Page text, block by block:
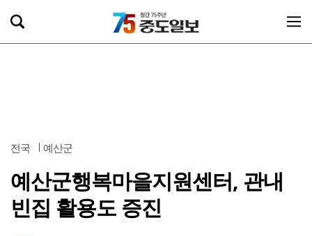
전국 예산군
예산군행복마을지원센터, 관내
빈집 활용도 증진